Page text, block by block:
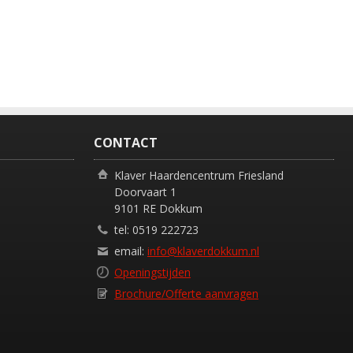
CONTACT
Klaver Haardencentrum Friesland
Doorvaart 1
9101 RE Dokkum
tel: 0519 222723
email: info@klaverdokkum.nl
Openingstijden
Brochure/Offerte aanvragen